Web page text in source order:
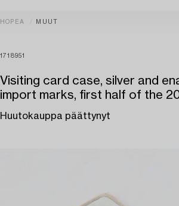
HOPEA MUUT
1718951
Visiting card case, silver and
import marks, first half of the
Huutokauppa päättynyt